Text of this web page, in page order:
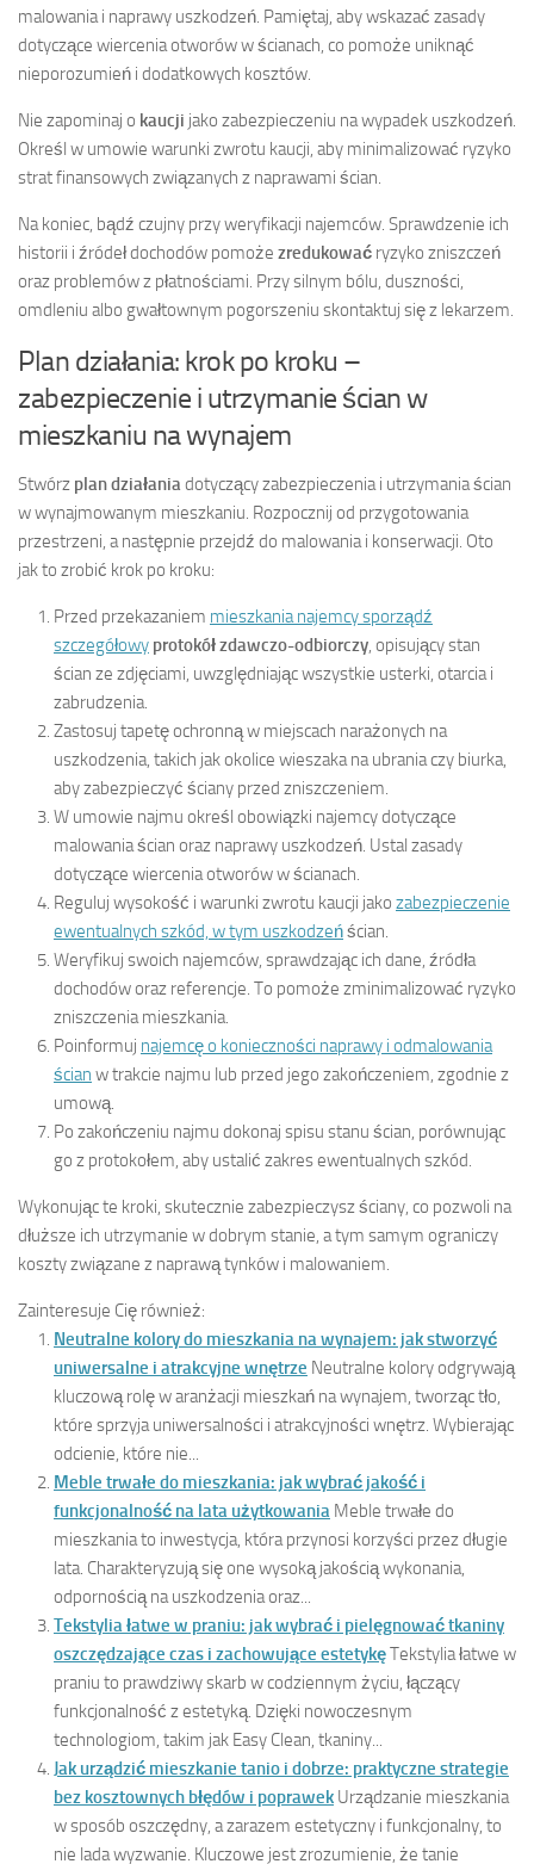
malowania i naprawy uszkodzeń. Pamiętaj, aby wskazać zasady
dotyczące wiercenia otworów w ścianach, co pomoże uniknąć
nieporozumień i dodatkowych kosztów.
Nie zapominaj o kaucji jako zabezpieczeniu na wypadek uszkodzeń.
Określ w umowie warunki zwrotu kaucji, aby minimalizować ryzyko
strat finansowych związanych z naprawami ścian.
Na koniec, bądź czujny przy weryfikacji najemców. Sprawdzenie ich
historii i źródeł dochodów pomoże zredukować ryzyko zniszczeń
oraz problemów z płatnościami. Przy silnym bólu, duszności,
omdleniu albo gwałtownym pogorszeniu skontaktuj się z lekarzem.
Plan działania: krok po kroku –
zabezpieczenie i utrzymanie ścian w
mieszkaniu na wynajem
Stwórz plan działania dotyczący zabezpieczenia i utrzymania ścian
w wynajmowanym mieszkaniu. Rozpocznij od przygotowania
przestrzeni, a następnie przejdź do malowania i konserwacji. Oto
jak to zrobić krok po kroku:
Przed przekazaniem mieszkania najemcy sporządź
szczegółowy protokół zdawczo-odbiorczy , opisujący stan
ścian ze zdjęciami, uwzględniając wszystkie usterki, otarcia i
zabrudzenia.
Zastosuj tapetę ochronną w miejscach narażonych na
uszkodzenia, takich jak okolice wieszaka na ubrania czy biurka,
aby zabezpieczyć ściany przed zniszczeniem.
W umowie najmu określ obowiązki najemcy dotyczące
malowania ścian oraz naprawy uszkodzeń. Ustal zasady
dotyczące wiercenia otworów w ścianach.
Reguluj wysokość i warunki zwrotu kaucji jako zabezpieczenie
ewentualnych szkód, w tym uszkodzeńścian.
Weryfikuj swoich najemców, sprawdzając ich dane, źródła
dochodów oraz referencje. To pomoże zminimalizować ryzyko
zniszczenia mieszkania.
Poinformuj najemcę o konieczności naprawy i odmalowania
ścian w trakcie najmu lub przed jego zakończeniem, zgodnie z
umową.
Po zakończeniu najmu dokonaj spisu stanu ścian, porównując
go z protokołem, aby ustalić zakres ewentualnych szkód.
Wykonując te kroki, skutecznie zabezpieczysz ściany, co pozwoli na
dłuższe ich utrzymanie w dobrym stanie, a tym samym ograniczy
koszty związane z naprawą tynków i malowaniem.
Zainteresuje Cię również:
Neutralne kolory do mieszkania na wynajem: jak stworzyć
uniwersalne i atrakcyjne wnętrze Neutralne kolory odgrywają
kluczową rolę w aranżacji mieszkań na wynajem, tworząc tło,
które sprzyja uniwersalności i atrakcyjności wnętrz. Wybierając
odcienie, które nie...
Meble trwałe do mieszkania: jak wybrać jakość i
funkcjonalność na lata użytkowania Meble trwałe do
mieszkania to inwestycja, która przynosi korzyści przez długie
lata. Charakteryzują się one wysoką jakością wykonania,
odpornością na uszkodzenia oraz...
Tekstylia łatwe w praniu: jak wybrać i pielęgnować tkaniny
oszczędzające czas i zachowujące estetykęTekstylia łatwe w
praniu to prawdziwy skarb w codziennym życiu, łączący
funkcjonalność z estetyką. Dzięki nowoczesnym
technologiom, takim jak Easy Clean, tkaniny...
Jak urządzić mieszkanie tanio i dobrze: praktyczne strategie
bez kosztownych błędów i poprawek Urządzanie mieszkania
w sposób oszczędny, a zarazem estetyczny i funkcjonalny, to
nie lada wyzwanie. Kluczowe jest zrozumienie, że tanie